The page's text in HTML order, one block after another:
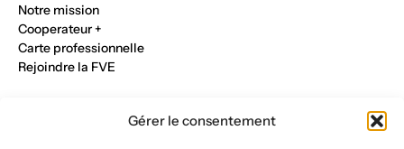
Gérer le consentement
Notre mission
Cooperateur +
Carte professionnelle
Rejoindre la FVE